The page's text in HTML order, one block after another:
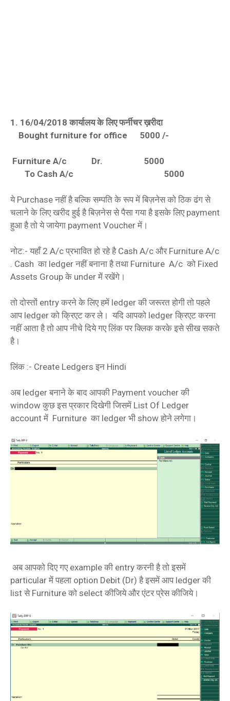
1. 16/04/2018 कार्यालय के लिए फर्नीचर ख़रीदा
Bought furniture for office 5000 /-
Furniture A/c Dr. 5000
To Cash A/c 5000
ये Purchase नहीं है बल्कि सम्पति के रूप में बिज़नेस को ठिक ढंग से
चलाने के लिए खरीद हुई है बिज़नेस से पैसा गया है इसके लिए payment
हुआ है तो ये जायेगा payment Voucher में।
नोट:- यहाँ 2 A/c प्रभावित हो रहे है Cash A/c और Furniture A/c
. Cash का ledger नहीं बनाना है तथा Furniture A/c को Fixed
Assets Group के under में रखेंगे।
तो दोस्तों entry करने के लिए हमें ledger की जरूरत होगी तो पहले
आप ledger को क्रिएट कर ले। यदि आपको ledger क्रिएट करना
नहीं आता है तो आप नीचे दिये गए लिंक पर क्लिक करके इसे सीख सकते
है।
लिंक :- Create Ledgers इन Hindi
अब ledger बनाने के बाद आपकी Payment voucher की
window कुछ इस प्रकार दिखेगी जिसमें List Of Ledger
account में Furniture का ledger भी show होने लगेगा।
अब आपको दिए गए example की entry करनी है तो इसमें
particular में पहला option Debit (Dr) है इसमें आप ledger की
list से Furniture को select कीजिये और एंटर प्रेस कीजिये।